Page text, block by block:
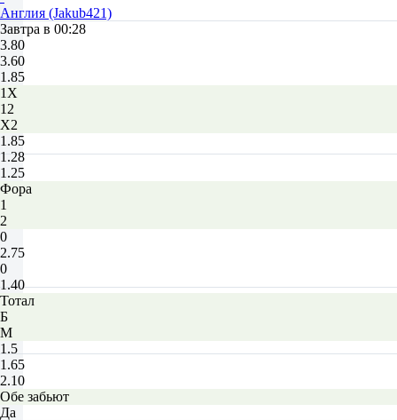
Англия (Jakub421)
Завтра в 00:28
3.80
3.60
1.85
1X
12
X2
1.85
1.28
1.25
Фора
1
2
0
2.75
0
1.40
Тотал
Б
М
1.5
1.65
2.10
Обе забьют
Да